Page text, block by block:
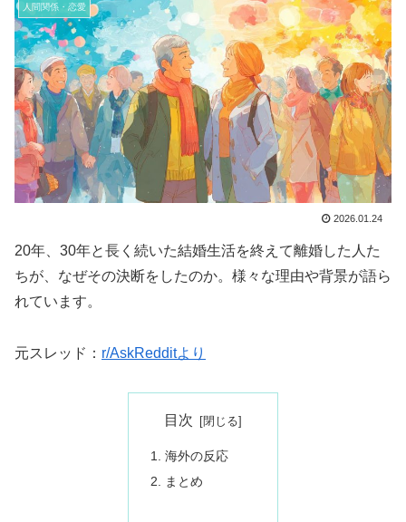
人間関係・恋愛
2026.01.24
20年、30年と長く続いた結婚生活を終えて離婚した人た
ちが、なぜその決断をしたのか。様々な理由や背景が語ら
れています。
元スレッド： r/AskRedditより
目次
海外の反応
まとめ